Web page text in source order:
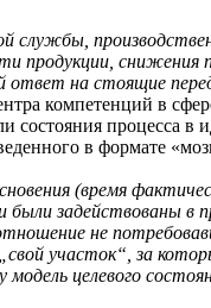
службы,
продукции,
ответ на стоящие
компетенций в
состояния процесса в
в формате
(время
задействованы в
не
участок“, за
целевого